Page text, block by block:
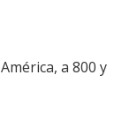
a 800 y